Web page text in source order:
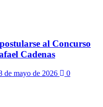
al Concurso
Cadenas
de mayo de 2026 0